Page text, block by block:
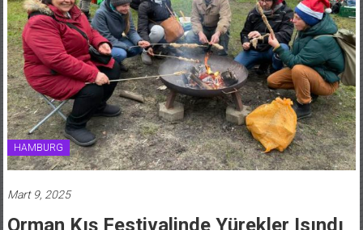
HAMBURG
Mart 9, 2025
Orman Kış Festivalinde Yürekler Isındı